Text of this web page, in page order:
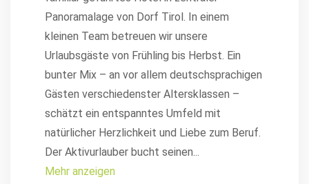
Panoramalage von Dorf Tirol. In einem
kleinen Team betreuen wir unsere
Urlaubsgäste von Frühling bis Herbst. Ein
bunter Mix – an vor allem deutschsprachigen
Gästen verschiedenster Altersklassen –
schätzt ein entspanntes Umfeld mit
natürlicher Herzlichkeit und Liebe zum Beruf.
Der Aktivurlauber bucht seinen...
Mehr anzeigen